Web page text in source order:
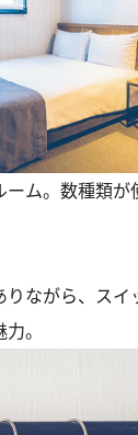
ーム。数種類
ながら、スイ
。